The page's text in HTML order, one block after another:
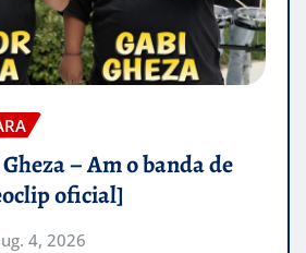
– Am o banda de
oficial]
4, 2026